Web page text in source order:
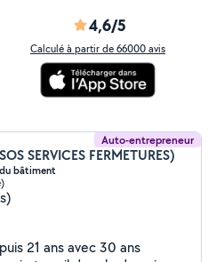
4,6/5
Calculé à partir de 66000 avis
Auto-entrepreneur
SERVICES FERMETURES)
bâtiment
21 ans avec 30 ans